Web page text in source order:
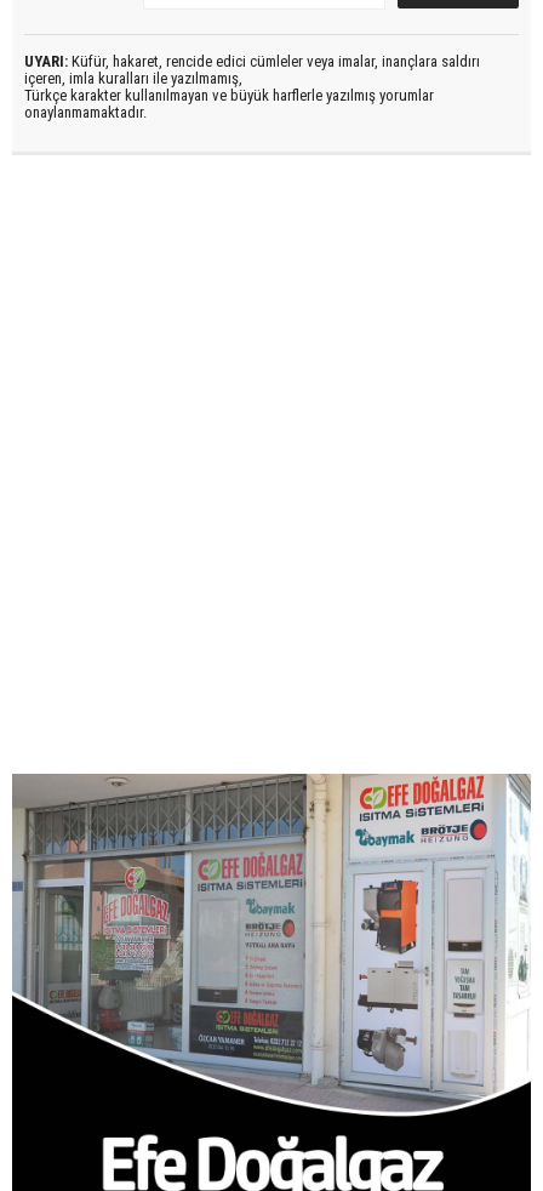
UYARI: Küfür, hakaret, rencide edici cümleler veya imalar, inançlara saldırı
içeren, imla kuralları ile yazılmamış,
Türkçe karakter kullanılmayan ve büyük harflerle yazılmış yorumlar
onaylanmamaktadır.